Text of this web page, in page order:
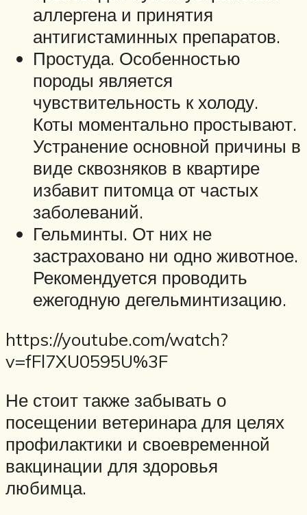
аллергена и принятия
антигистаминных препаратов.
Простуда. Особенностью
породы является
чувствительность к холоду.
Коты моментально простывают.
Устранение основной причины в
виде сквозняков в квартире
избавит питомца от частых
заболеваний.
Гельминты. От них не
застраховано ни одно животное.
Рекомендуется проводить
ежегодную дегельминтизацию.
https://youtube.com/watch?
v=fFl7XU0595U%3F
Не стоит также забывать о
посещении ветеринара для целях
профилактики и своевременной
вакцинации для здоровья
любимца.